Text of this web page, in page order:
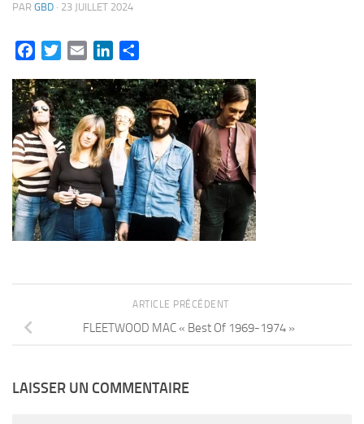
PAR GBD · 23 JUILLET 2024
FacebookTwitterEmail LinkedIn
ARTICLE PRÉCÉDENT
FLEETWOOD MAC « Best Of 1969-1974 »
LAISSER UN COMMENTAIRE